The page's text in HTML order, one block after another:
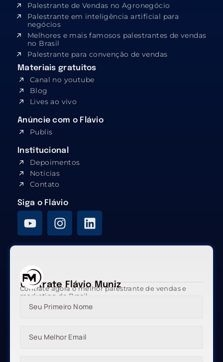
Palestrante de Vendas no Agronegócio
Palestrante em inteligência artificial para
negócios
Melhores e mais famosos palestrantes de vendas
no Brasil
Palestrante para convenção de vendas
Materiais gratuitos
Canal no youtube
Blog
Lives ao vivo
Anúncie com o Flávio
Publis
Institucional
Depoimentos
Notícias
Contato
Siga o Flávio
Contrate Flávio Muniz
Contrate agora o melhor palestrante de vendas e
marketing do Brasil